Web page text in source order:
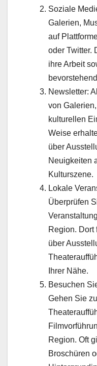
Soziale
Galerien,
auf
oder Twitter.
ihre Arbeit
Newsletter:
von
kulturellen
Weise
über
Neuigkeiten
Kulturszene.
Lokale
Überprüfen
Region. Dort
über
Ihrer Nähe.
Besuchen
Gehen Sie
Region. Oft
Broschüren